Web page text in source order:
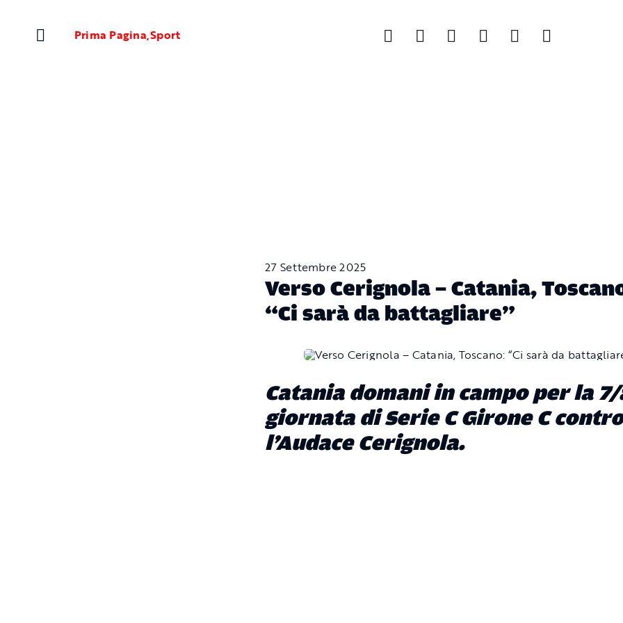
contenuto
Prima Pagina,Sport
27 Settembre 2025
Verso Cerignola – Catania,
“Ci sarà da battagliare”
Catania domani in campo per la
giornata di Serie C Girone C
l’Audace Cerignola.